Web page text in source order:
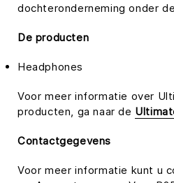
dochteronderneming onder
De producten
Headphones
Voor meer informatie over
producten, ga naar de
Contactgegevens
Voor meer informatie kunt u